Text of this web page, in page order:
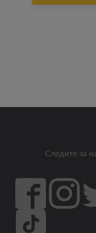
Следите за